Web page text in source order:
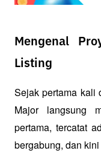
Mengenal
Listing
Sejak pertama kali
Major langsung
pertama, tercatat
bergabung, dan